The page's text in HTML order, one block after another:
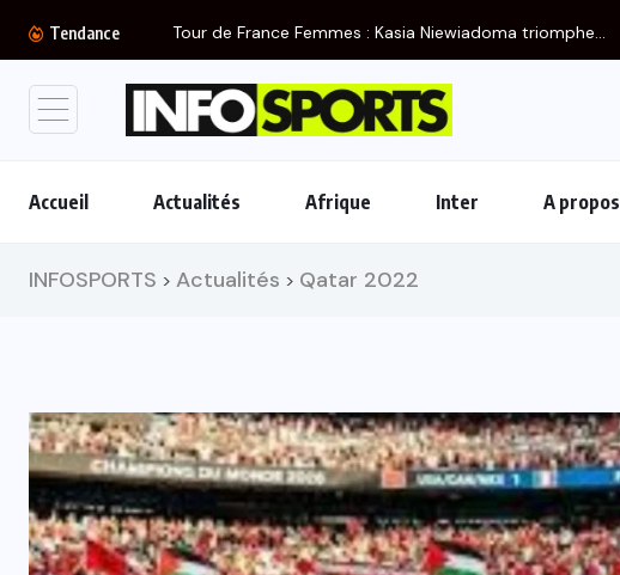
Tendance Tour de France Femmes : Kasia Niewiadoma triomphe...
Accueil Actualités Afrique Inter A propos
INFOSPORTS > Actualités > Qatar 2022